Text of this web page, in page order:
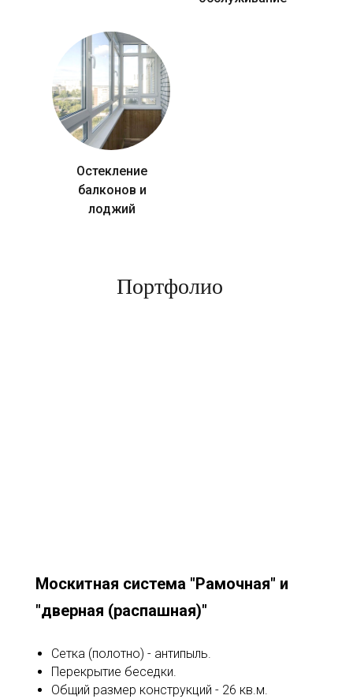
Остекление
балконов и
лоджий
Портфолио
Москитная система "Рамочная" и
"дверная (распашная)"
Сетка (полотно) - антипыль.
Перекрытие беседки.
Общий размер конструкций - 26 кв.м.